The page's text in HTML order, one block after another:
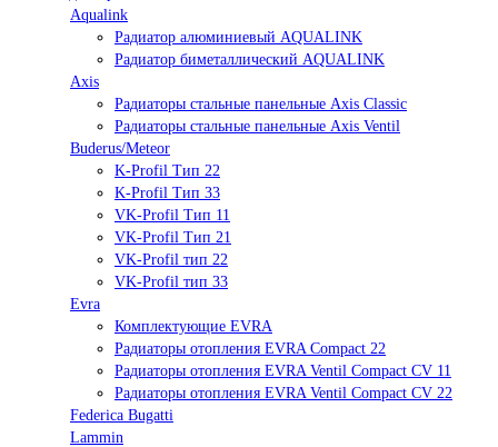
Aqualink
Радиатор алюминиевый AQUALINK
Радиатор биметаллический AQUALINK
Axis
Радиаторы стальные панельные Axis Classic
Радиаторы стальные панельные Axis Ventil
Buderus/Meteor
K-Profil Тип 22
K-Profil Тип 33
VK-Profil Тип 11
VK-Profil Тип 21
VK-Profil тип 22
VK-Profil тип 33
Evra
Комплектующие EVRA
Радиаторы отопления EVRA Compact 22
Радиаторы отопления EVRA Ventil Compact CV 11
Радиаторы отопления EVRA Ventil Compact CV 22
Federica Bugatti
Lammin